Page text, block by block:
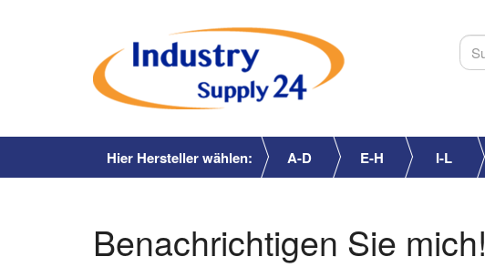
Hier Hersteller wählen: A-D E-H I-L
Benachrichtigen Sie mich!